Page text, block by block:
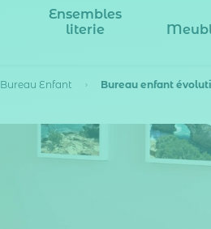
Ensembles
literie
Bureau Enfant Bureau enfant